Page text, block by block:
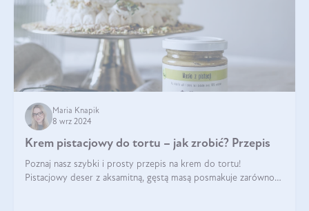
Maria Knapik
8 wrz 2024
Krem pistacjowy do tortu – jak zrobić? Przepis
Poznaj nasz szybki i prosty przepis na krem do tortu!
Pistacjowy deser z aksamitną, gęstą masą posmakuje zarówno